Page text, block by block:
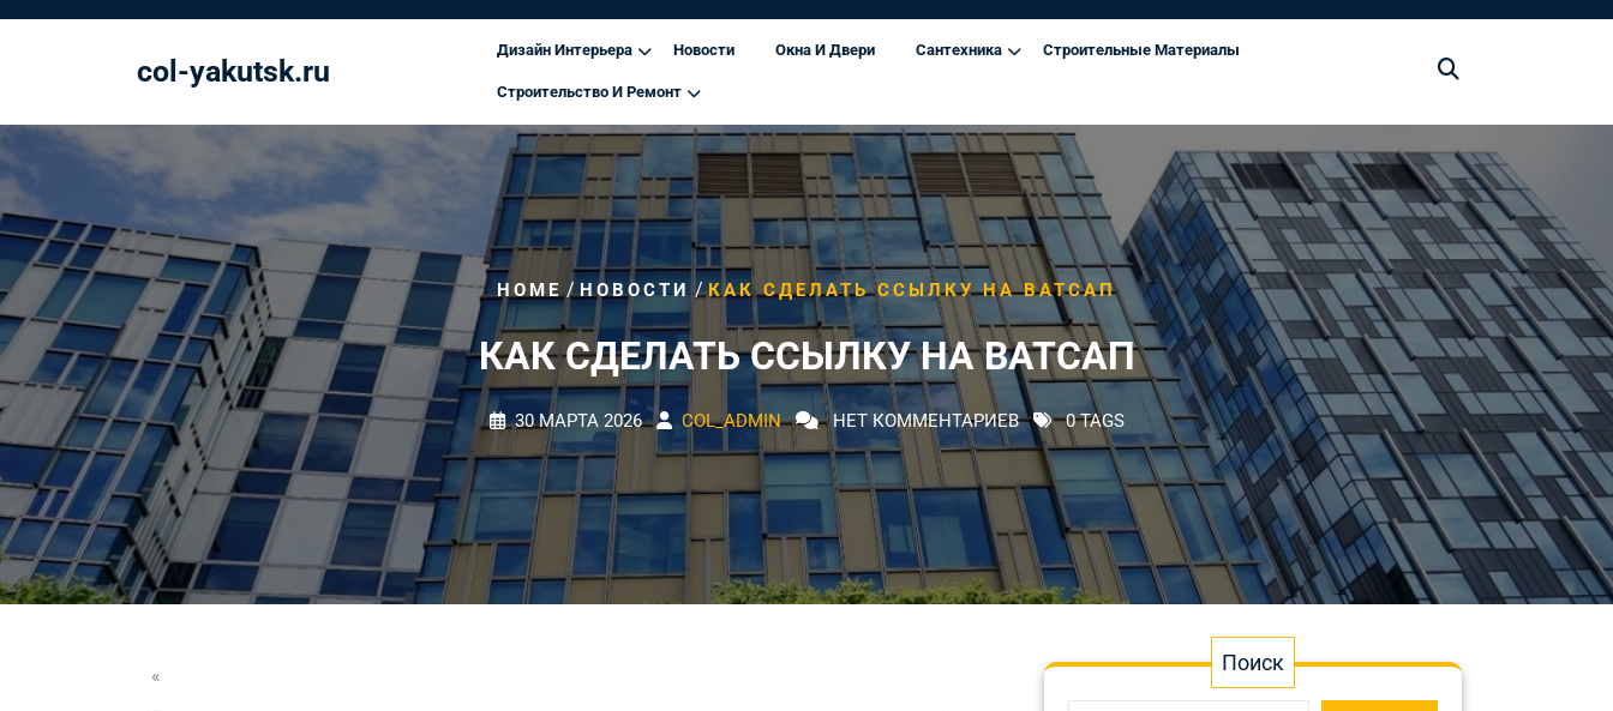
col-yakutsk.ru
Дизайн Интерьера Новости Окна И Двери Сантехника Строительные Материалы
Строительство И Ремонт
HOME /НОВОСТИ /КАК СДЕЛАТЬ ССЫЛКУ НА ВАТСАП
КАК СДЕЛАТЬ ССЫЛКУ НА ВАТСАП
30 МАРТА 2026 COL_ADMIN НЕТ КОММЕНТАРИЕВ 0 TAGS
«
Поиск